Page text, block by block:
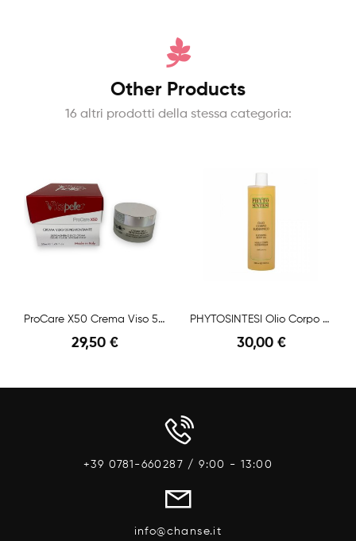
Other Products
16 altri prodotti della stessa categoria:
ProCare X50 Crema Viso 50ML
29,50 €
PHYTOSINTESI Olio Corpo Eudermico 1000ml
30,00 €
+39 0781-660287 / 9:00 - 13:00
info@chanse.it